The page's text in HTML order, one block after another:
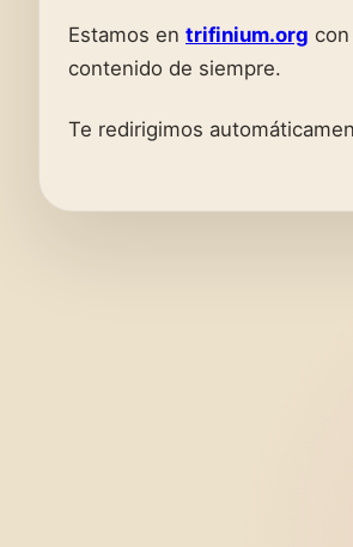
Estamos en trifinium.org con
contenido de siempre.
Te redirigimos